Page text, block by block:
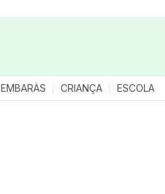
EMBARÀS CRIANÇA ESCOLA